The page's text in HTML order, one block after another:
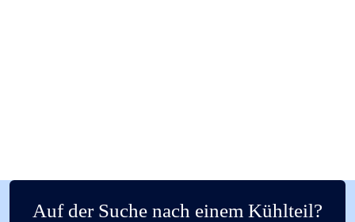
Auf der Suche nach einem Kühlteil?